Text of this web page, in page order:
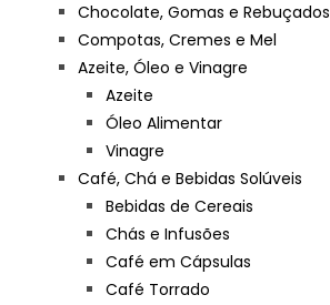
Chocolate, Gomas e Rebuçados
Compotas, Cremes e Mel
Azeite, Óleo e Vinagre
Azeite
Óleo Alimentar
Vinagre
Café, Chá e Bebidas Solúveis
Bebidas de Cereais
Chás e Infusões
Café em Cápsulas
Café Torrado